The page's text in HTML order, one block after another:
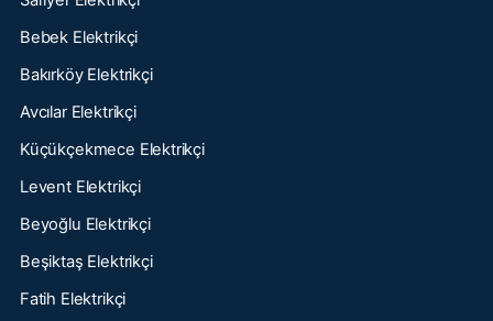
Bebek Elektrikçi
Bakırköy Elektrikçi
Avcılar Elektrikçi
Küçükçekmece Elektrikçi
Levent Elektrikçi
Beyoğlu Elektrikçi
Beşiktaş Elektrikçi
Fatih Elektrikçi